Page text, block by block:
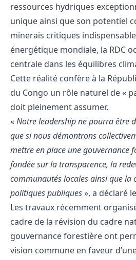
ressources hydriques
unique ainsi que son potentiel
minerais critiques
énergétique mondiale, la RDC
centrale dans les équilibres
Cette réalité confère à la
du Congo un rôle naturel de «
doit pleinement assumer.
«Notre leadership ne pourra être
que si nous démontrons
mettre en place une gouvernance
fondée sur la transparence, la
communautés locales ainsi que la
politiques publiques», a déclaré
Les travaux récemment
cadre de la révision du cadre
gouvernance forestière ont
vision commune en faveur